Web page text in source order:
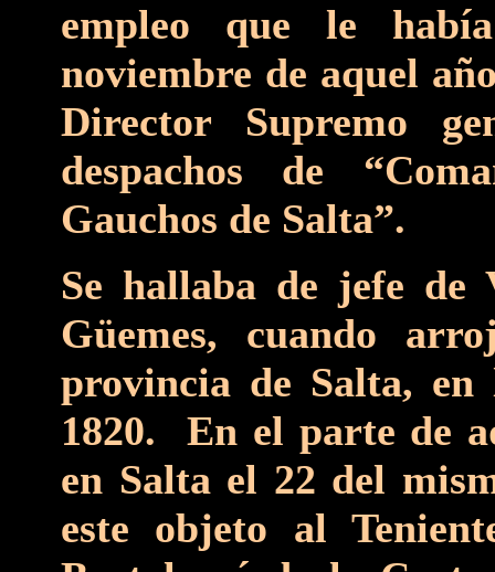
empleo que le
noviembre de aquel
Director Supremo
despachos de
Gauchos de Salta”.
Se hallaba de jefe de
Güemes, cuando
provincia de Salta,
1820. En el parte de
en Salta el 22 del
este objeto al